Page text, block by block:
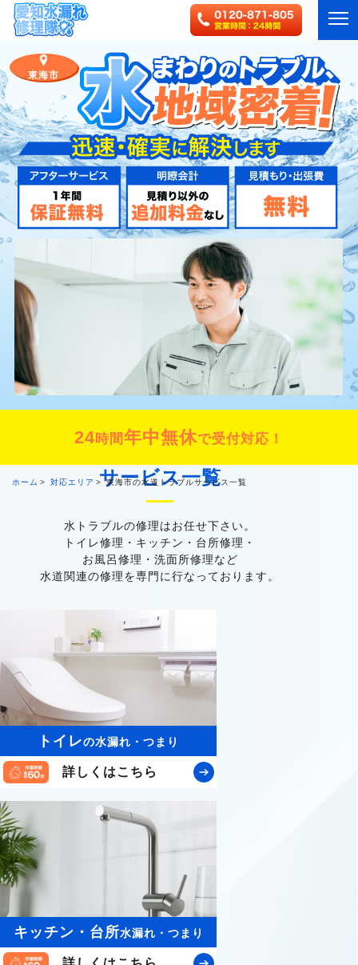
HOMEサービス対応エリア
ご利用の流れ事例一覧
作業実績・お客様の声一覧
よくある質問
東海市
24時間年中無休で受付対応！
ホーム 対応エリア 東海市の水道トラブルサービス一覧
サービス一覧
水トラブルの修理はお任せ下さい。
トイレ修理・キッチン・台所修理・
お風呂修理・洗面所修理など
水道関連の修理を専門に行なっております。
トイレの水漏れ・つまり
詳しくはこちら
キッチン・台所水漏れ・つまり